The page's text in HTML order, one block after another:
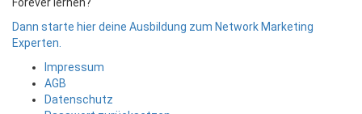
Dann starte hier deine Ausbildung zum Network Marketing
Experten.
Impressum
AGB
Datenschutz